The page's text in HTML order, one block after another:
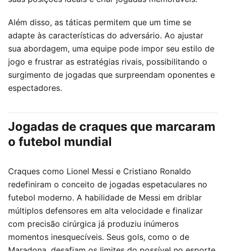
Além disso, as táticas permitem que um time se
adapte às características do adversário. Ao ajustar
sua abordagem, uma equipe pode impor seu estilo de
jogo e frustrar as estratégias rivais, possibilitando o
surgimento de jogadas que surpreendam oponentes e
espectadores.
Jogadas de craques que marcaram
o futebol mundial
Craques como Lionel Messi e Cristiano Ronaldo
redefiniram o conceito de jogadas espetaculares no
futebol moderno. A habilidade de Messi em driblar
múltiplos defensores em alta velocidade e finalizar
com precisão cirúrgica já produziu inúmeros
momentos inesquecíveis. Seus gols, como o de